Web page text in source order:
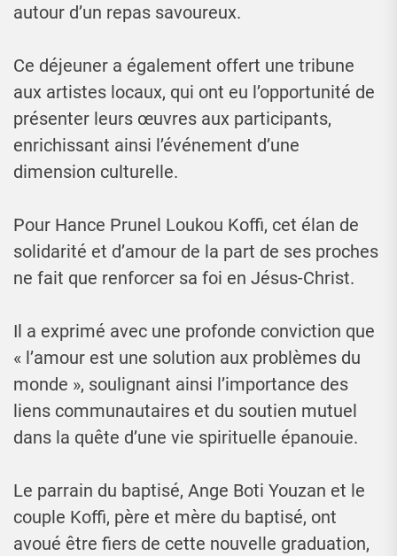
autour d’un repas savoureux.
Ce déjeuner a également offert une tribune
aux artistes locaux, qui ont eu l’opportunité de
présenter leurs œuvres aux participants,
enrichissant ainsi l’événement d’une
dimension culturelle.
Pour Hance Prunel Loukou Koffi, cet élan de
solidarité et d’amour de la part de ses proches
ne fait que renforcer sa foi en Jésus-Christ.
Il a exprimé avec une profonde conviction que
« l’amour est une solution aux problèmes du
monde », soulignant ainsi l’importance des
liens communautaires et du soutien mutuel
dans la quête d’une vie spirituelle épanouie.
Le parrain du baptisé, Ange Boti Youzan et le
couple Koffi, père et mère du baptisé, ont
avoué être fiers de cette nouvelle graduation,